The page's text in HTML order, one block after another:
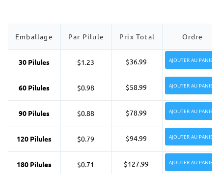
Emballage Par Pilule Prix Total Ordre
30 Pilules $1.23 $36.99 AJOUTER AU PANIER
60 Pilules $0.98 $58.99 AJOUTER AU PANIER
90 Pilules $0.88 $78.99 AJOUTER AU PANIER
120 Pilules $0.79 $94.99 AJOUTER AU PANIER
180 Pilules $0.71 $127.99 AJOUTER AU PANIER